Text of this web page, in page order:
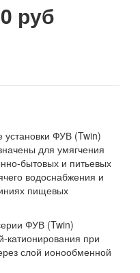
руб
установки ФУВ (Twin)
для умягчения
бытовых и питьевых
водоснабжения и
пищевых
ФУВ (Twin)
катионирования при
слой ионообменной